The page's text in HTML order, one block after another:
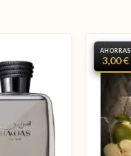
AHORRAS
3,00 €